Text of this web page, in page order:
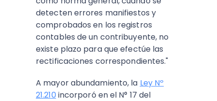
detecten errores manifiestos y
comprobados en los registros
contables de un contribuyente, no
existe plazo para que efectúe las
rectificaciones correspondientes."
A mayor abundamiento, la Ley Nº
21.210 incorporó en el N° 17 del